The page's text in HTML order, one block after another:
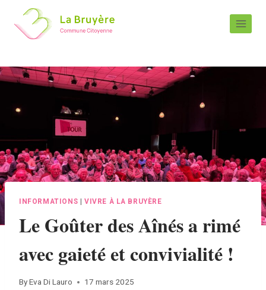
INFORMATIONS | VIVRE À LA BRUYÈRE
Le Goûter des Aînés a rimé
avec gaieté et convivialité !
ByEva Di Lauro 17 mars 2025